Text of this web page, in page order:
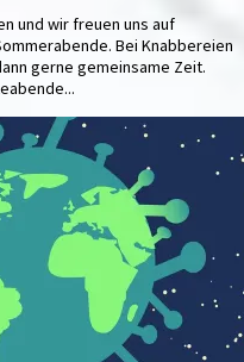
und wir freuen uns auf
Bei Knabbereien
gerne gemeinsame Zeit.